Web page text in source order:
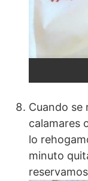
Cuando se
calamares
lo
minuto